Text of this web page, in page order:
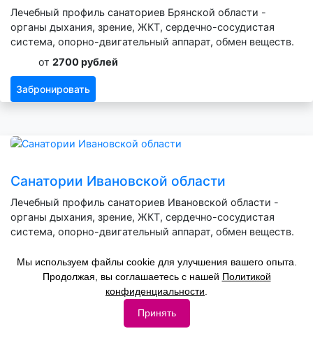
Лечебный профиль санаториев Брянской области -
органы дыхания, зрение, ЖКТ, сердечно-сосудистая
система, опорно-двигательный аппарат, обмен веществ.
от 2700 рублей
Забронировать
Санатории Ивановской области
Лечебный профиль санаториев Ивановской области -
органы дыхания, зрение, ЖКТ, сердечно-сосудистая
система, опорно-двигательный аппарат, обмен веществ.
Забронировать
Мы используем файлы cookie для улучшения вашего опыта.
Продолжая, вы соглашаетесь с нашей Политикой
конфиденциальности
Принять